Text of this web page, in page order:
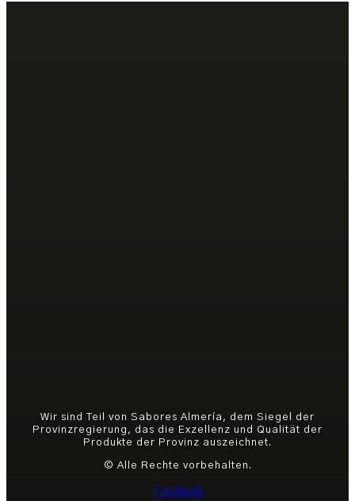
Wir sind Teil von Sabores Almería, dem Siegel der
Provinzregierung, das die Exzellenz und Qualität der
Produkte der Provinz auszeichnet.
© Alle Rechte vorbehalten.
Facebook